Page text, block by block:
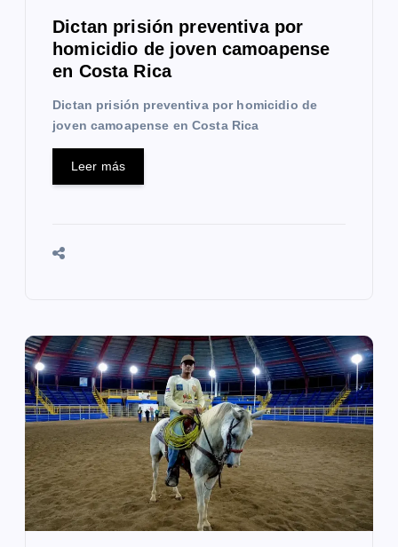
Dictan prisión preventiva por
homicidio de joven camoapense
en Costa Rica
Dictan prisión preventiva por homicidio de
joven camoapense en Costa Rica
Leer más